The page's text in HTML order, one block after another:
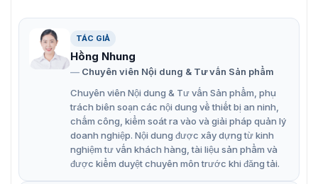
Hỗ trợ mật khẩu bảo vệ, hẹn giờ tắt/mở máy
Có pin lưu điện giữ dữ liệu khi mất nguồn
Kết nối nhanh với máy tính qua USB Flash Disk, dễ
Hiển thị tên nhân viên sau mỗi lần chấm, thuận tiện
kiểm tra
Phù hợp doanh nghiệp văn phòng, nhà hàng, cửa
hàng bán lẻ, xưởng nhỏ
TÁC GIẢ
Hồng Nhung
Chuyên viên Nội dung & Tư vấn Sản phẩm
Chuyên viên Nội dung & Tư vấn Sản phẩm, phụ
trách biên soạn các nội dung về thiết bị an ninh,
chấm công, kiểm soát ra vào và giải pháp quản lý
doanh nghiệp. Nội dung được xây dựng từ kinh
nghiệm tư vấn khách hàng, tài liệu sản phẩm và
được kiểm duyệt chuyên môn trước khi đăng tải.